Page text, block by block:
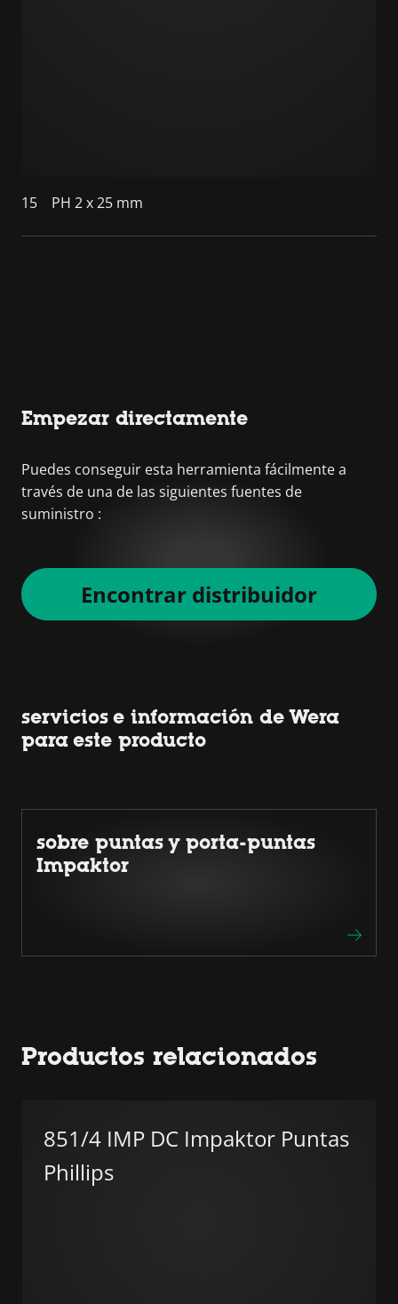
15 PH 2 x 25 mm
Empezar directamente
Puedes conseguir esta herramienta fácilmente a
través de una de las siguientes fuentes de
suministro :
Encontrar distribuidor
servicios e información de Wera
para este producto
sobre puntas y porta-puntas
Impaktor
Productos relacionados
851/4 IMP DC Impaktor Puntas
Phillips